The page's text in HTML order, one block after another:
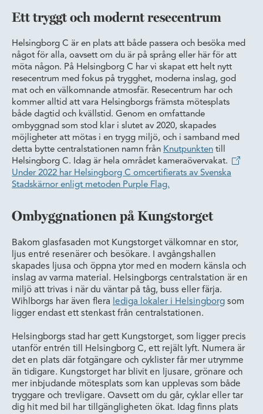
Ett tryggt och modernt resecentrum
Helsingborg C är en plats att både passera och besöka med
något för alla, oavsett om du är på språng eller här för att
möta någon. På Helsingborg C har vi skapat ett helt nytt
resecentrum med fokus på trygghet, moderna inslag, god
mat och en välkomnande atmosfär. Resecentrum har och
kommer alltid att vara Helsingborgs främsta mötesplats
både dagtid och kvällstid. Genom en omfattande
ombyggnad som stod klar i slutet av 2020, skapades
möjligheter att mötas i en trygg miljö, och i samband med
detta bytte centralstationen namn från Knutpunkten till
Helsingborg C. Idag är hela området kameraövervakat.
Under 2022 har Helsingborg C omcertifierats av Svenska
Stadskärnor enligt metoden Purple Flag.
Ombyggnationen på Kungstorget
Bakom glasfasaden mot Kungstorget välkomnar en stor,
ljus entré resenärer och besökare. I avgångshallen
skapades ljusa och öppna ytor med en modern känsla och
inslag av varma material. Helsingborgs centralstation är en
miljö att trivas i när du väntar på tåg, buss eller färja.
Wihlborgs har även flera lediga lokaler i Helsingborg som
ligger endast ett stenkast från centralstationen.
Helsingborgs stad har gett Kungstorget, som ligger precis
utanför entrén till Helsingborg C, ett rejält lyft. Numera är
det en plats där fotgängare och cyklister får mer utrymme
än tidigare. Kungstorget har blivit en ljusare, grönare och
mer inbjudande mötesplats som kan upplevas som både
tryggare och trevligare. Oavsett om du går, cyklar eller tar
dig hit med bil har tillgängligheten ökat. Idag finns plats